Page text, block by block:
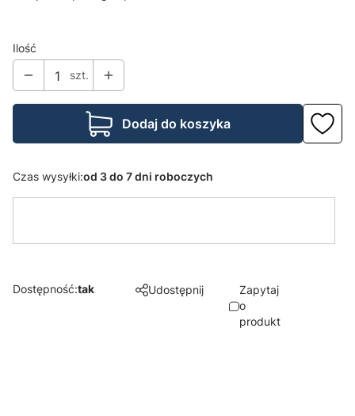
Ilość
szt.
Dodaj do koszyka
Czas wysyłki:od 3 do 7 dni roboczych
Dostępność:tak Udostępnij
Zapytaj
o
produkt